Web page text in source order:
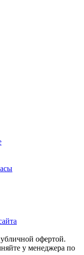
офертой.
у менеджера по